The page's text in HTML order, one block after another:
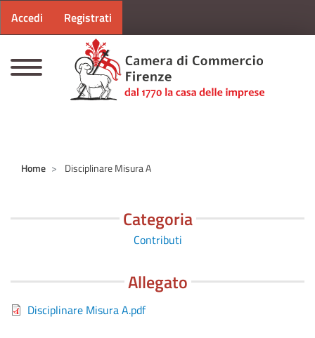
Menu profilo utente
Accedi Registrati
Home Disciplinare Misura A
Categoria
Contributi
Allegato
Disciplinare Misura A.pdf